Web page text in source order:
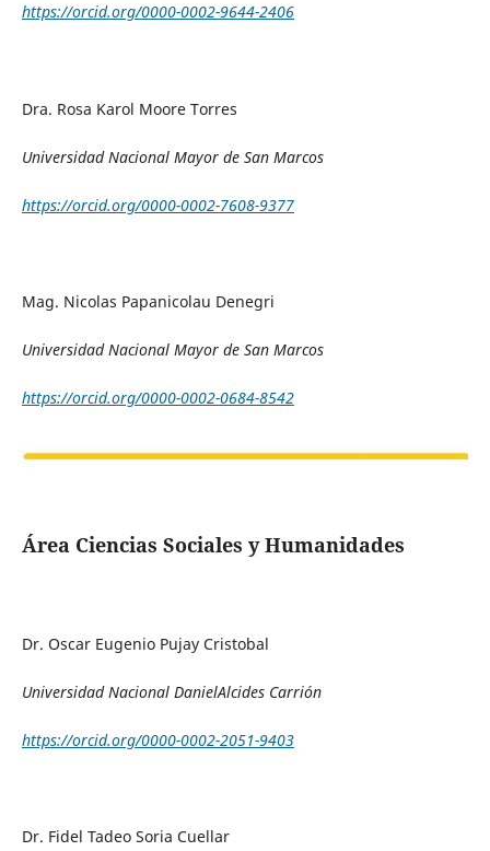
https://orcid.org/0000-0002-9644-2406
Dra. Rosa Karol Moore Torres
Universidad Nacional Mayor de San Marcos
https://orcid.org/0000-0002-7608-9377
Mag. Nicolas Papanicolau Denegri
Universidad Nacional Mayor de San Marcos
https://orcid.org/0000-0002-0684-8542
Área Ciencias Sociales y Humanidades
Dr. Oscar Eugenio Pujay Cristobal
Universidad Nacional DanielAlcides Carrión
https://orcid.org/0000-0002-2051-9403
Dr. Fidel Tadeo Soria Cuellar